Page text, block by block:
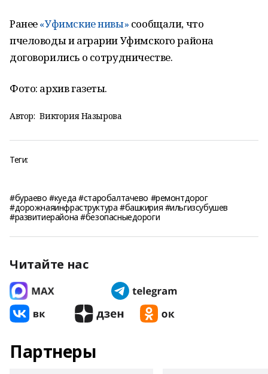
Ранее«Уфимские нивы» сообщали, что
пчеловоды и аграрии Уфимского района
договорились о сотрудничестве.
Фото: архив газеты.
Автор: Виктория Назырова
Теги:
#бураево #куеда #старобалтачево #ремонтдорог
#дорожнаяинфраструктура #башкирия #ильгизсубушев
#развитиерайона #безопасныедороги
Читайте нас
Партнеры